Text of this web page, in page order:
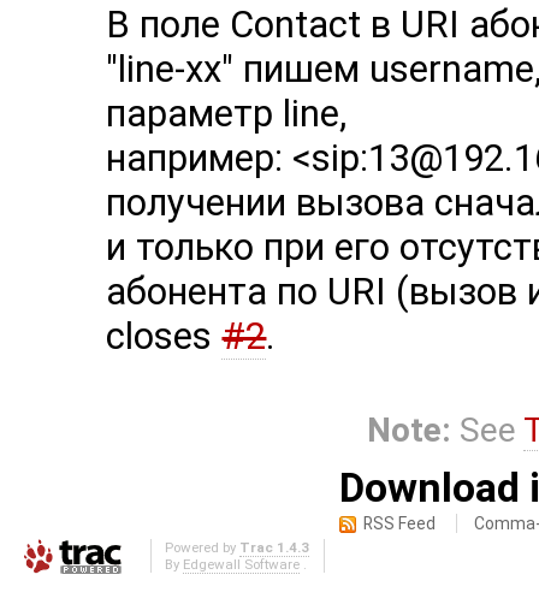
В поле Contact в URI
"line-xx" пишем
параметр line,
например:
получении вызова
и только при его
абонента по URI
closes#2.
Note: See
RSS Feed
Powered by Trac 1.4.3
By Edgewall Software .